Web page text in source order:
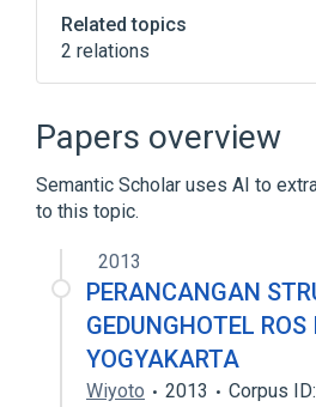
Related topics
2 relations
Peptide Fragments
Papers overview
Semantic Scholar uses AI to
to this topic.
2013
PERANCANGAN
GEDUNGHOTEL ROS
YOGYAKARTA
Wiyoto 2013
Corpus